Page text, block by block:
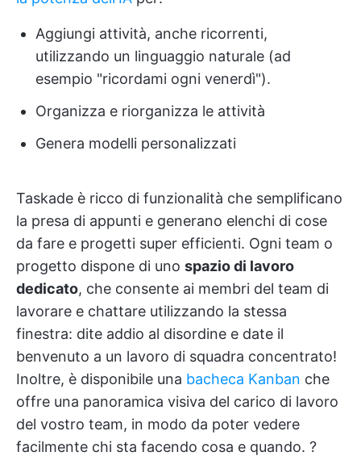
Aggiungi attività, anche ricorrenti,
utilizzando un linguaggio naturale (ad
esempio "ricordami ogni venerdì").
Organizza e riorganizza le attività
Genera modelli personalizzati
Taskade è ricco di funzionalità che semplificano
la presa di appunti e generano elenchi di cose
da fare e progetti super efficienti. Ogni team o
progetto dispone di uno spazio di lavoro
dedicato, che consente ai membri del team di
lavorare e chattare utilizzando la stessa
finestra: dite addio al disordine e date il
benvenuto a un lavoro di squadra concentrato!
Inoltre, è disponibile una bacheca Kanban che
offre una panoramica visiva del carico di lavoro
del vostro team, in modo da poter vedere
facilmente chi sta facendo cosa e quando. ?